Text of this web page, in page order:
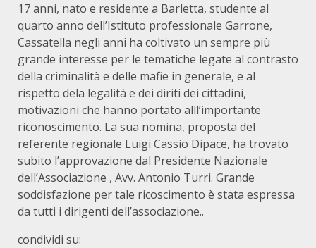
17 anni, nato e residente a Barletta, studente al
quarto anno dell’Istituto professionale Garrone,
Cassatella negli anni ha coltivato un sempre più
grande interesse per le tematiche legate al contrasto
della criminalità e delle mafie in generale, e al
rispetto dela legalità e dei diriti dei cittadini,
motivazioni che hanno portato alll’importante
riconoscimento. La sua nomina, proposta del
referente regionale Luigi Cassio Dipace, ha trovato
subito l’approvazione dal Presidente Nazionale
dell’Associazione , Avv. Antonio Turri. Grande
soddisfazione per tale ricoscimento è stata espressa
da tutti i dirigenti dell’associazione..
condividi su: